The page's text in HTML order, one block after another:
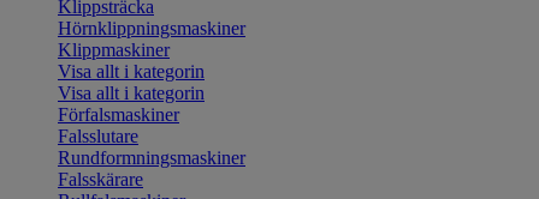
Klippsträcka
Hörnklippningsmaskiner
Klippmaskiner
Visa allt i kategorin
Visa allt i kategorin
Förfalsmaskiner
Falsslutare
Rundformningsmaskiner
Falsskärare